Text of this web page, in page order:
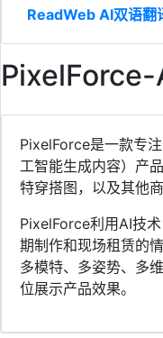
ReadWeb AI双语翻
PixelForce-
PixelForce是一款专
工智能生成内容）产
特穿搭图，以及其他
PixelForce利用AI技
期制作和现场租赁的
多模特、多姿势、多
位展示产品效果。